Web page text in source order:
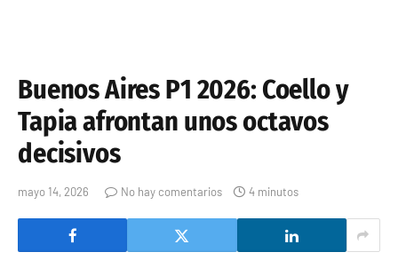
Buenos Aires P1 2026: Coello y
Tapia afrontan unos octavos
decisivos
mayo 14, 2026 No hay comentarios 4 minutos